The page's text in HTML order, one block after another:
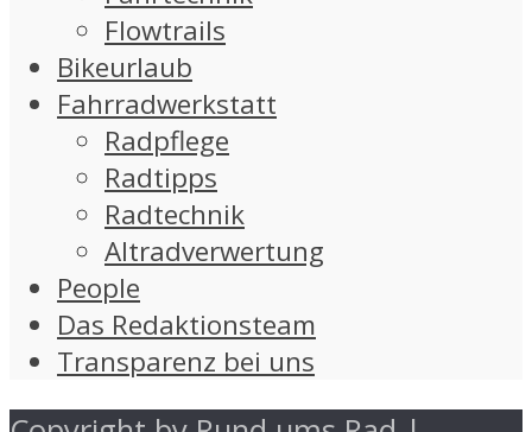
Flowtrails
Bikeurlaub
Fahrradwerkstatt
Radpflege
Radtipps
Radtechnik
Altradverwertung
People
Das Redaktionsteam
Transparenz bei uns